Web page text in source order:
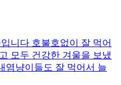
니다 호불호없이 잘 먹어
모두 건강한 겨울을 보냈
염냥이들도 잘 먹어서 늘